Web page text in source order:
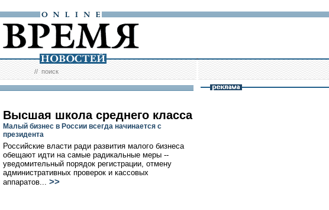
//поиск
Высшая школа среднего класса
Малый бизнес в России всегда начинается с
президента
Российские власти ради развития малого бизнеса
обещают идти на самые радикальные меры --
уведомительный порядок регистрации, отмену
административных проверок и кассовых
аппаратов... >>